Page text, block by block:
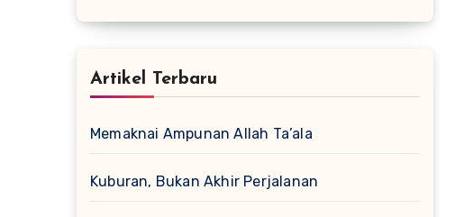
Artikel Terbaru
Memaknai Ampunan Allah Ta’ala
Kuburan, Bukan Akhir Perjalanan